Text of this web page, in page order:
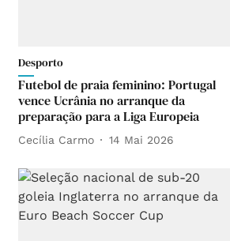
Desporto
Futebol de praia feminino: Portugal
vence Ucrânia no arranque da
preparação para a Liga Europeia
Cecília Carmo 14 Mai 2026